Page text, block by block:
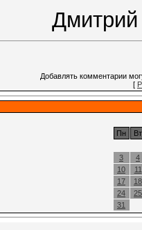
Добавлять комментарии
[
Пн Вт
3
4
10
11
17
18
24
25
31